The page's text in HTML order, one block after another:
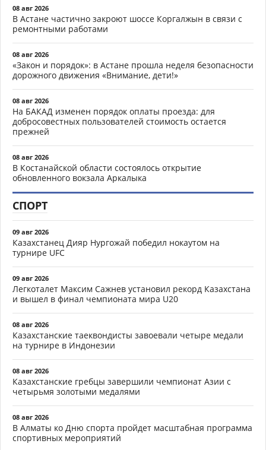
08 авг 2026
В Астане частично закроют шоссе Коргалжын в связи с
ремонтными работами
08 авг 2026
«Закон и порядок»: в Астане прошла неделя безопасности
дорожного движения «Внимание, дети!»
08 авг 2026
На БАКАД изменен порядок оплаты проезда: для
добросовестных пользователей стоимость остается
прежней
08 авг 2026
В Костанайской области состоялось открытие
обновленного вокзала Аркалыка
СПОРТ
09 авг 2026
Казахстанец Дияр Нургожай победил нокаутом на
турнире UFC
09 авг 2026
Легкоталет Максим Сажнев установил рекорд Казахстана
и вышел в финал чемпионата мира U20
08 авг 2026
Казахстанские таеквондисты завоевали четыре медали
на турнире в Индонезии
08 авг 2026
Казахстанские гребцы завершили чемпионат Азии с
четырьмя золотыми медалями
08 авг 2026
В Алматы ко Дню спорта пройдет масштабная программа
спортивных мероприятий